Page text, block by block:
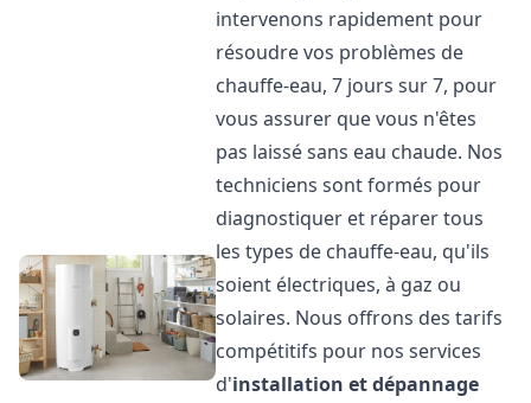
intervenons rapidement pour
résoudre vos problèmes de
chauffe-eau, 7 jours sur 7, pour
vous assurer que vous n'êtes
pas laissé sans eau chaude. Nos
techniciens sont formés pour
diagnostiquer et réparer tous
les types de chauffe-eau, qu'ils
soient électriques, à gaz ou
solaires. Nous offrons des tarifs
compétitifs pour nos services
d'installation et dépannage